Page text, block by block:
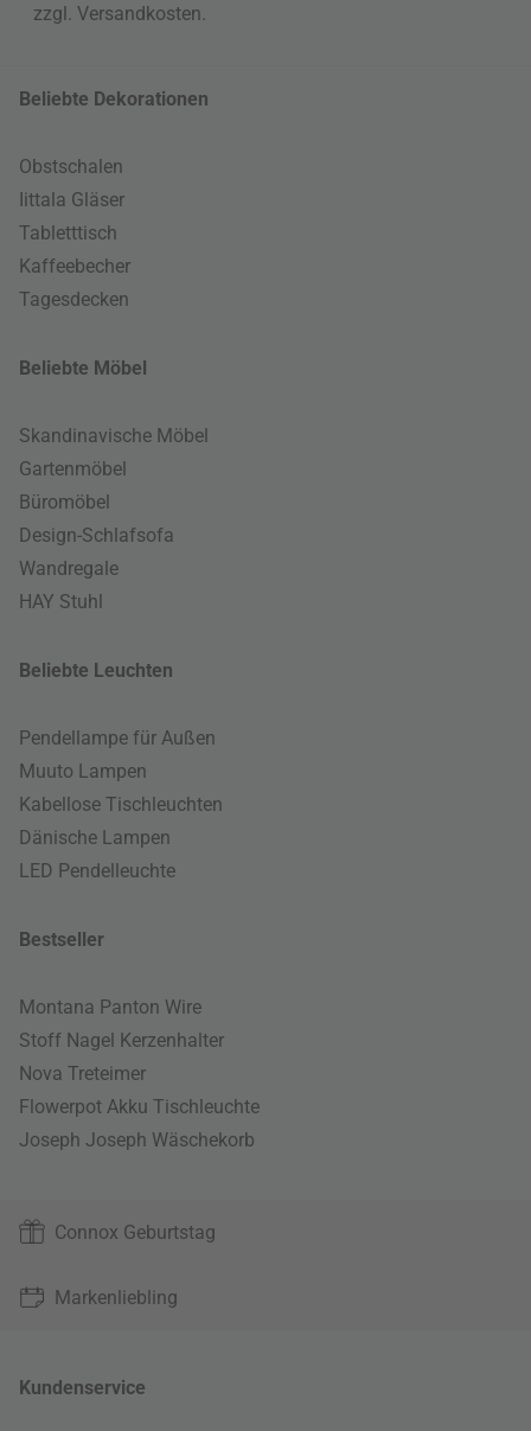
zzgl. Versandkosten
Beliebte Dekorationen
Obstschalen
Iittala Gläser
Tabletttisch
Kaffeebecher
Tagesdecken
Beliebte Möbel
Skandinavische Möbel
Gartenmöbel
Büromöbel
Design-Schlafsofa
Wandregale
HAY Stuhl
Beliebte Leuchten
Pendellampe für Außen
Muuto Lampen
Kabellose Tischleuchten
Dänische Lampen
LED Pendelleuchte
Bestseller
Montana Panton Wire
Stoff Nagel Kerzenhalter
Nova Treteimer
Flowerpot Akku Tischleuchte
Joseph Joseph Wäschekorb
Connox Geburtstag
Markenliebling
Kundenservice